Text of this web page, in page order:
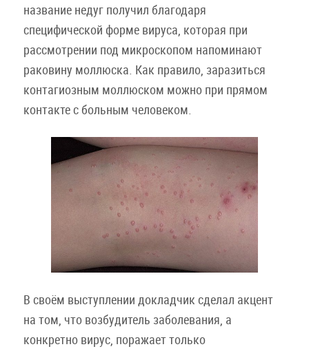
название недуг получил благодаря
специфической форме вируса, которая при
рассмотрении под микроскопом напоминают
раковину моллюска. Как правило, заразиться
контагиозным моллюском можно при прямом
контакте с больным человеком.
В своём выступлении докладчик сделал акцент
на том, что возбудитель заболевания, а
конкретно вирус, поражает только